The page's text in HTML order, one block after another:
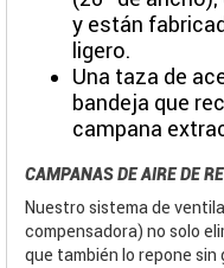
y están
ligero.
Una taza de
bandeja que
campana
CAMPANAS DE AIRE DE
Nuestro sistema de
compensadora) no solo
que también lo repone